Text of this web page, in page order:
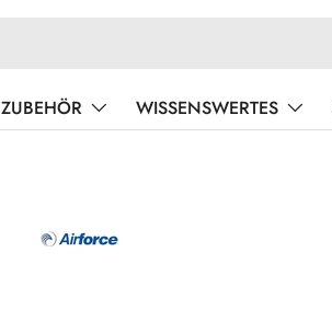
ZUBEHÖR WISSENSWERTES